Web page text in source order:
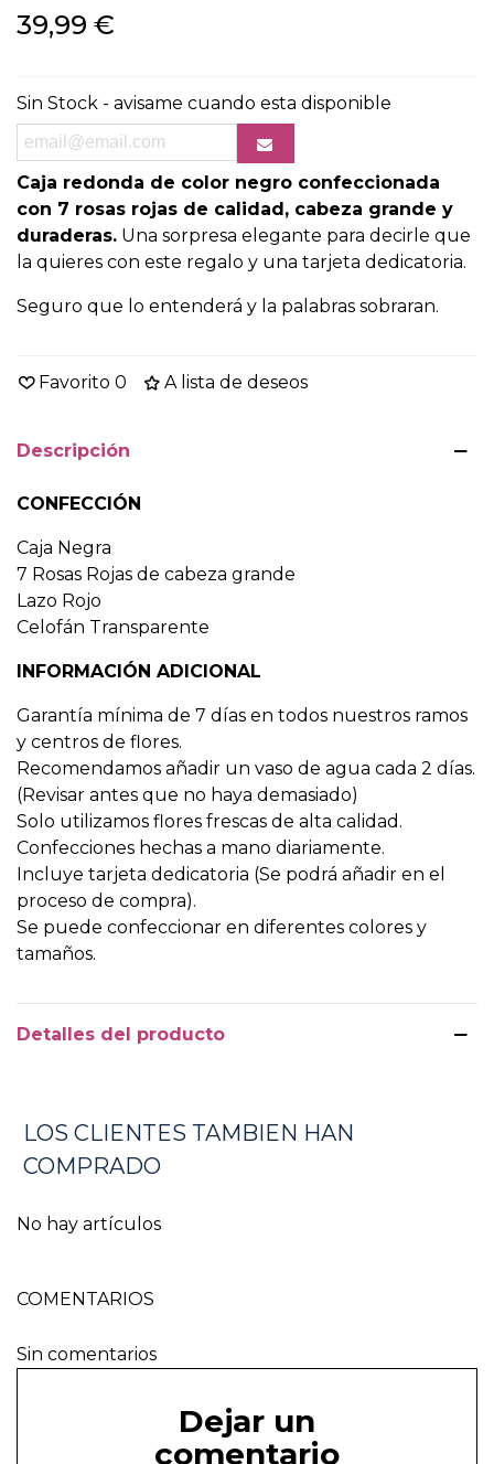
39,99 €
Sin Stock - avisame cuando esta disponible
Caja redonda de color negro confeccionada
con 7 rosas rojas de calidad, cabeza grande y
duraderas. Una sorpresa elegante para decirle que
la quieres con este regalo y una tarjeta dedicatoria.
Seguro que lo entenderá y la palabras sobraran.
Favorito 0 A lista de deseos
Descripción
CONFECCIÓN
Caja Negra
7 Rosas Rojas de cabeza grande
Lazo Rojo
Celofán Transparente
INFORMACIÓN ADICIONAL
Garantía mínima de 7 días en todos nuestros ramos
y centros de flores.
Recomendamos añadir un vaso de agua cada 2 días.
(Revisar antes que no haya demasiado)
Solo utilizamos flores frescas de alta calidad.
Confecciones hechas a mano diariamente.
Incluye tarjeta dedicatoria (Se podrá añadir en el
proceso de compra).
Se puede confeccionar en diferentes colores y
tamaños.
Detalles del producto
LOS CLIENTES TAMBIEN HAN
COMPRADO
No hay artículos
COMENTARIOS
Sin comentarios
Dejar un
comentario